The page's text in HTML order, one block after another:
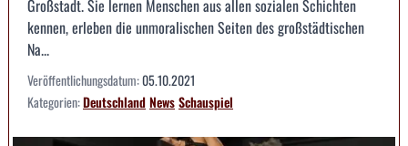
Großstadt. Sie lernen Menschen aus allen sozialen Schichten
kennen, erleben die unmoralischen Seiten des großstädtischen
Na...
Veröffentlichungsdatum:05.10.2021
Kategorien:DeutschlandNewsSchauspiel